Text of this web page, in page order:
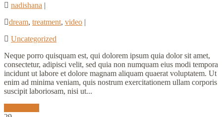
nadishana |
dream, treatment, video |
Uncategorized
Neque porro quisquam est, qui dolorem ipsum quia dolor sit amet,
consectetur, adipisci velit, sed quia non numquam eius modi tempora
incidunt ut labore et dolore magnam aliquam quaerat voluptatem. Ut
enim ad minima veniam, quis nostrum exercitationem ullam corporis
suscipit laboriosam, nisi ut...